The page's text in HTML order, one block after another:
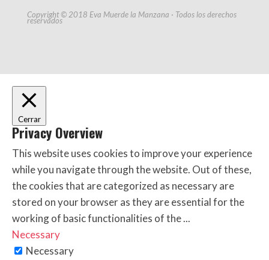
Copyright © 2018 Eva Muerde la Manzana · Todos los derechos
reservados
Cerrar
Privacy Overview
This website uses cookies to improve your experience
while you navigate through the website. Out of these,
the cookies that are categorized as necessary are
stored on your browser as they are essential for the
working of basic functionalities of the...
Necessary
Necessary